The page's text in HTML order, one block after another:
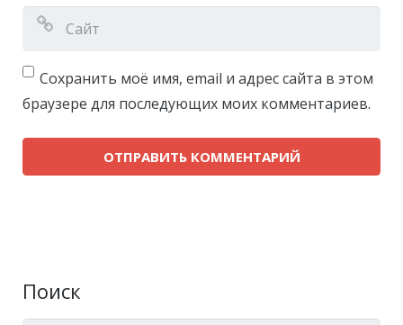
Сохранить моё имя, email и адрес сайта в этом
браузере для последующих моих комментариев.
Поиск